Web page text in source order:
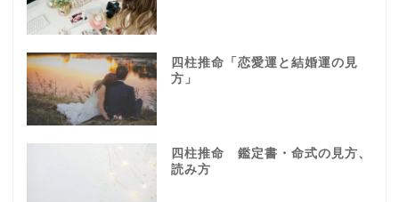
四柱推命「恋愛運と結婚運の見
方」
四柱推命 鑑定書・命式の見方、
読み方